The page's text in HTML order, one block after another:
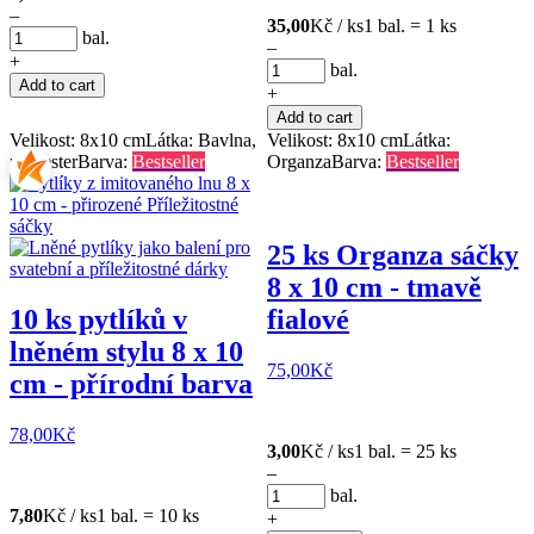
–
bal.
+
Add to cart
35,00Kč / ks1 bal. = 1 ks
–
bal.
+
Add to cart
Velikost: 8x10 cmLátka: Bavlna,
polyesterBarva: Bestseller
10 ks pytlíků v
lněném stylu 8 x 10
cm - přírodní barva
78,00Kč
7,80Kč / ks1 bal. = 10 ks
Velikost: 8x10 cmLátka:
OrganzaBarva: Bestseller
25 ks Organza sáčky
8 x 10 cm - tmavě
fialové
75,00Kč
3,00Kč / ks1 bal. = 25 ks
–
bal.
+